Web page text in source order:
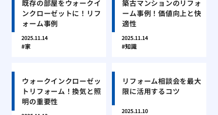
既存の部屋をウォークイ
ンクローゼットに！リフ
ォーム事例
2025.11.14
家
築古マンションのリフォ
ーム事例！価値向上と快
適性
2025.11.14
知識
ウォークインクローゼッ
トリフォーム！換気と照
明の重要性
リフォーム相談会を最大
限に活用するコツ
2025.11.10